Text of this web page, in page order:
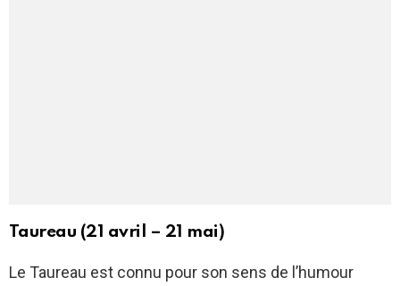
Taureau (21 avril – 21 mai)
Le Taureau est connu pour son sens de l’humour